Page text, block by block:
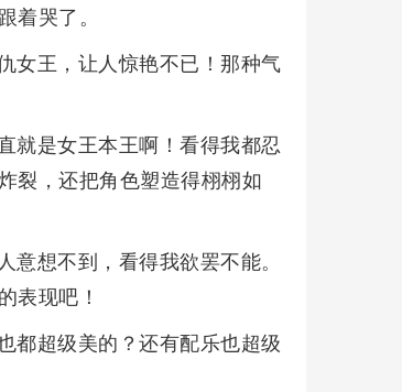
哭了。
女王，让人惊艳不已！那种气
就是女王本王啊！看得我都忍
裂，还把角色塑造得栩栩如
想不到，看得我欲罢不能。
表现吧！
都超级美的？还有配乐也超级